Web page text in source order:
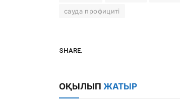
сауда профициті
SHARE.
ОҚЫЛЫП ЖАТЫР